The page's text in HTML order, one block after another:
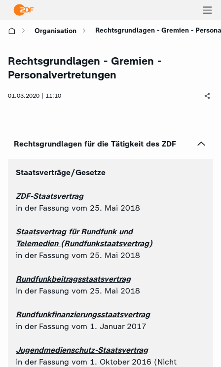
Organisation Rechtsgrundlagen - Gremien -
Rechtsgrundlagen - Gremien -
Personalvertretungen
01.03.2020 | 11:10
Rechtsgrundlagen für die Tätigkeit des ZDF
Staatsverträge/Gesetze
ZDF-Staatsvertrag
in der Fassung vom 25. Mai 2018
Staatsvertrag für Rundfunk und
Telemedien (Rundfunkstaatsvertrag)
in der Fassung vom 25. Mai 2018
Rundfunkbeitragsstaatsvertrag
in der Fassung vom 25. Mai 2018
Rundfunkfinanzierungsstaatsvertrag
in der Fassung vom 1. Januar 2017
Jugendmedienschutz-Staatsvertrag
in der Fassung vom 1. Oktober 2016 (Nicht